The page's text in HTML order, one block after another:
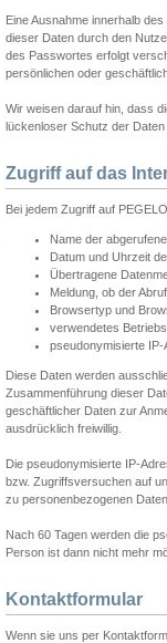
Eine Ausnahme innerhalb
dieser Daten durch den
des Passwortes erfolgt
persönlichen oder
Wir weisen darauf hin, dass
lückenloser Schutz der
Zugriff auf das
Bei jedem Zugriff auf
Name der
Datum und Uhrzeit
Übertragene
Meldung, ob der
Browsertyp und
verwendetes
pseudonymisierte
Diese Daten werden
Zusammenführung dieser
geschäftlicher Daten zur
ausdrücklich freiwillig.
Die pseudonymisierte IP-
bzw. Zugriffsversuchen auf
zu personenbezogenen
Nach 60 Tagen werden die
Person ist dann nicht mehr
Kontaktformular
Wenn sie uns per